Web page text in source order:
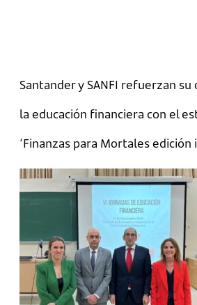
Santander y SANFI refuerzan
la educación financiera con el
‘Finanzas para Mortales edición